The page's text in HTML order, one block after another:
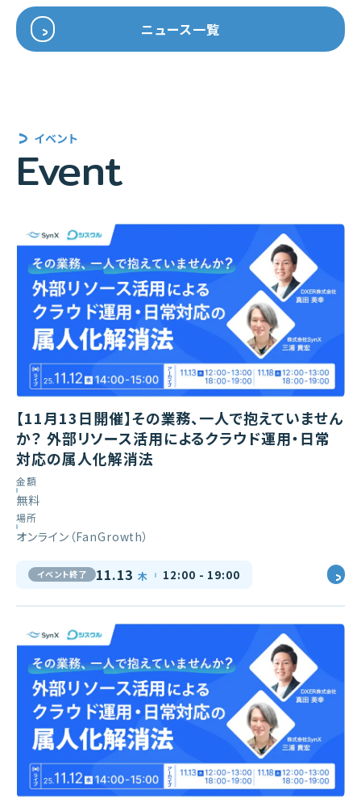
ニュース一覧
イベント
Event
【11月13日開催】その業務、一人で抱えていません
か？ 外部リソース活用によるクラウド運用・日常
対応の属人化解消法
金額
無料
場所
オンライン（FanGrowth）
イベント終了 11.13 木 12:00 - 19:00